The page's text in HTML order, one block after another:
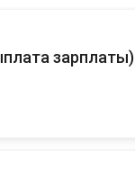
зарплаты)